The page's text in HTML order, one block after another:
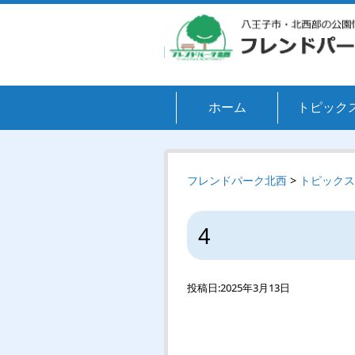
ホーム トピック
フレンドパーク北西 > トピックス
4
投稿日:2025年3月13日